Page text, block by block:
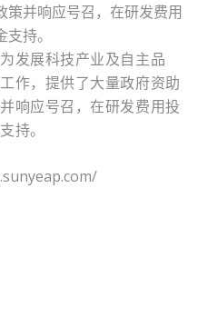
策并响应号召，在研发费用
持。
发展科技产业及自主品
作，提供了大量政府资助
响应号召，在研发费用投
持。